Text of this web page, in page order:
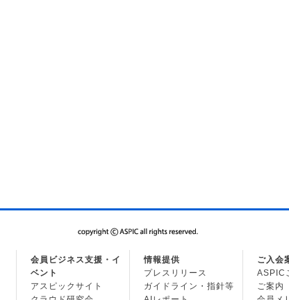
会員ビジネス支援・イ
ベント
アスピックサイト
情報提供
プレスリリース
ガイドライン・指針等
ご入会
ASPIC
ご案内